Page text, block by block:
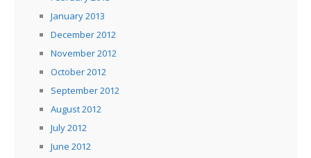
January 2013
December 2012
November 2012
October 2012
September 2012
August 2012
July 2012
June 2012